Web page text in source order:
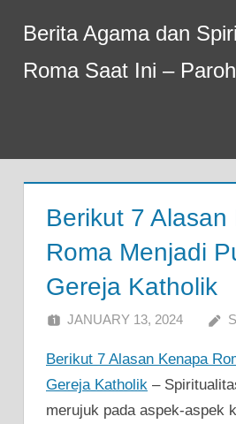
content
Berita Agama dan
Roma Saat Ini –
Berikut 7 Alasan
Roma Menjadi
Gereja Katholik
JANUARY 13, 2024
Berikut 7 Alasan Kenapa
Gereja Katholik –
merujuk pada aspek-aspek